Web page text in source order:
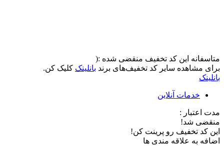
متاسفانه این کد تخفیف منقضی شده :(
برای مشاهده سایر کد تخفیف‌های برند بانلینک کلیک کن.
بانلینک
خدمات آنلاین
مدت اعتبار :
منقضی شد!
این کد تخفیف رو پرینت کن!
اضافه به علاقه مندی ها